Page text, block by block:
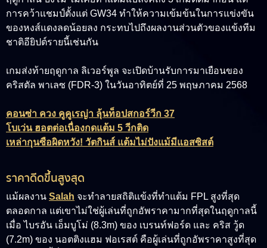
การคว้าแชมป์ตั้งแต่ GW34 ทำให้ความเข้มข้นในการแข่งขัน
ของหงส์แดงลดน้อยลง กระทบไปถึงผลงานส่วนตัวของแข้งทีม
ชาติอียิปต์รายนี้เช่นกัน
เกมส่งท้ายฤดูกาล ลิเวอร์พูล จะเปิดบ้านรับการมาเยือนของ
คริสตัล พาเลซ (FDR-3) ในวันอาทิตย์ที่ 25 พฤษภาคม 2568
คอนซ่า ควง คูคูเรญ่า ลุ้นท็อปสกอร์วีก 37
โบเว่น ฮอตต่อเนื่องกดแต้ม 5 วีกติด
เหล่ากุนซือผิดหวัง! วัตกินส์ แต้มไม่ปังแม้มีแอสซิสต์
ราคาดีดขึ้นสูงสุด
แม้ผลงาน Salah จะทำลายสถิติแข้งที่ทำแต้ม FPL สูงที่สุด
ตลอดกาล แต่เขาไม่ใช่ผู้เล่นที่ถูกอัพราคามากที่สุดในฤดูกาลนี้
เมื่อไบรอัน เอ็มบูโม่ (8.3m) ของ เบรนท์ฟอร์ด และ คริส วู้ด
(7.2m) ของ นอตติงแฮม ฟอเรสต์ คือผู้เล่นที่ถูกอัพราคาสูงที่สุด